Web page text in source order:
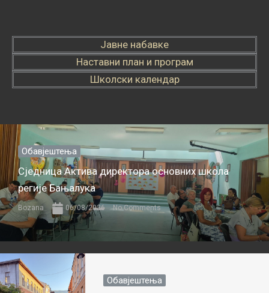
Јавне набавке
Наставни план и програм
Школски календар
Обавјештења
Сједница Актива директора основних школа
регије Бањалука
Bozana 06/08/2026 No Comments
Обавјештења